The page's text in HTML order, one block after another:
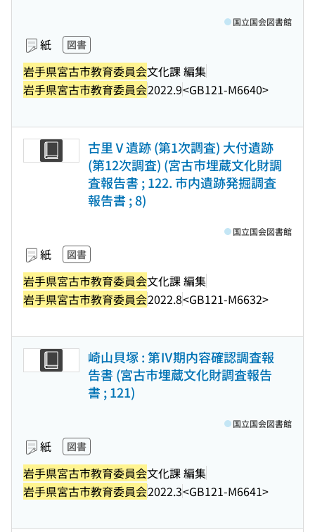
紙 図書
岩手県宮古市教育委員会文化課 編集
岩手県宮古市教育委員会2022.9<GB121-M6640>
国立国会図書館
古里Ⅴ遺跡 (第1次調査) 大付遺跡
(第12次調査) (宮古市埋蔵文化財調
査報告書 ; 122. 市内遺跡発掘調査
報告書 ; 8)
紙 図書
岩手県宮古市教育委員会文化課 編集
岩手県宮古市教育委員会2022.8<GB121-M6632>
国立国会図書館
崎山貝塚 : 第Ⅳ期内容確認調査報
告書 (宮古市埋蔵文化財調査報告
書 ; 121)
紙 図書
岩手県宮古市教育委員会文化課 編集
岩手県宮古市教育委員会2022.3<GB121-M6641>
国立国会図書館